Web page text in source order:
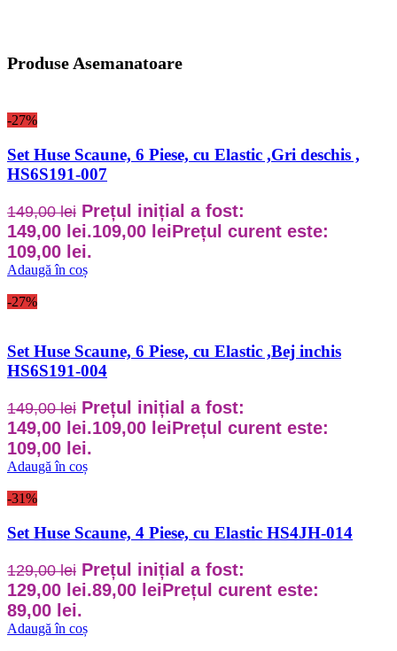
Produse Asemanatoare
-27%
Set Huse Scaune, 6 Piese, cu Elastic ,Gri deschis ,
HS6S191-007
149,00lei Prețul inițial a fost:
149,00 lei.109,00 leiPrețul curent este:
109,00 lei.
Adaugă în coș
-27%
Set Huse Scaune, 6 Piese, cu Elastic ,Bej inchis
HS6S191-004
149,00lei Prețul inițial a fost:
149,00 lei.109,00 leiPrețul curent este:
109,00 lei.
Adaugă în coș
-31%
Set Huse Scaune, 4 Piese, cu Elastic HS4JH-014
129,00lei Prețul inițial a fost:
129,00 lei.89,00 leiPrețul curent este:
89,00 lei.
Adaugă în coș